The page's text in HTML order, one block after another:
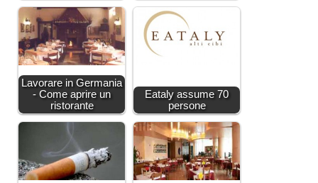
Lavorare in Germania
- Come aprire un
ristorante
Eataly assume 70
persone